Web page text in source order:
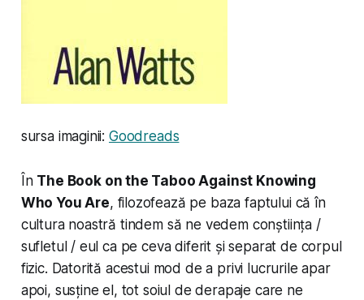
sursa imaginii: Goodreads
În The Book on the Taboo Against Knowing
Who You Are, filozofează pe baza faptului că în
cultura noastră tindem să ne vedem conștiința /
sufletul / eul ca pe ceva diferit și separat de corpul
fizic. Datorită acestui mod de a privi lucrurile apar
apoi, susține el, tot soiul de derapaje care ne